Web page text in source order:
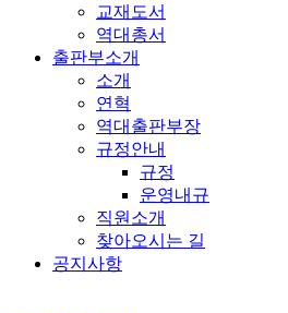
교재도서
역대총서
출판부소개
소개
연혁
역대출판부장
규정안내
규정
운영내규
직원소개
찾아오시는 길
공지사항